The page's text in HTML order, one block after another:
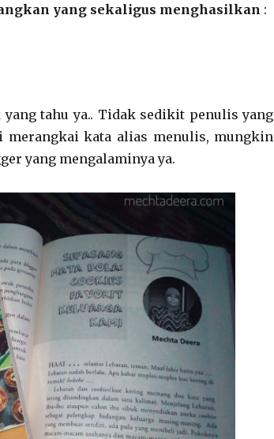
yang sekaligus menghasilkan :
tahu ya.. Tidak sedikit penulis yang
kata alias menulis, mungkin
yang mengalaminya ya.